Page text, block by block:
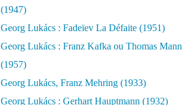
(1947)
Georg Lukács : Fadeïev La Défaite (1951)
Georg Lukács : Franz Kafka ou Thomas Mann
(1957)
Georg Lukács, Franz Mehring (1933)
Georg Lukács : Gerhart Hauptmann (1932)